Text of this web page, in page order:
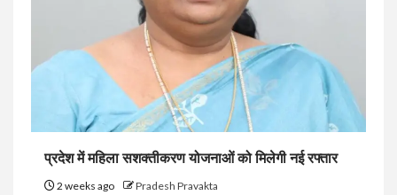
प्रदेश में महिला सशक्तीकरण योजनाओं को मिलेगी नई रफ्तार
2 weeks ago Pradesh Pravakta